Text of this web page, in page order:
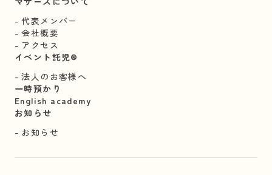
代表メンバー
会社概要
アクセス
イベント託児®︎
法人のお客様へ
一時預かり
English academy
お知らせ
お知らせ